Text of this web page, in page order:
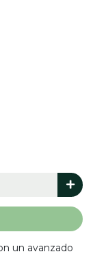
un avanzado